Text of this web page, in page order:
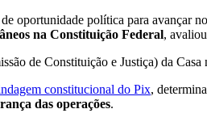
oportunidade política para avançar
na Constituição Federal,
de Constituição e Justiça) da
constitucional do Pix,
das operações.